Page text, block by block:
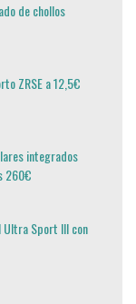
de chollos
ZRSE a 12,5€
integrados
260€
Ultra Sport III con